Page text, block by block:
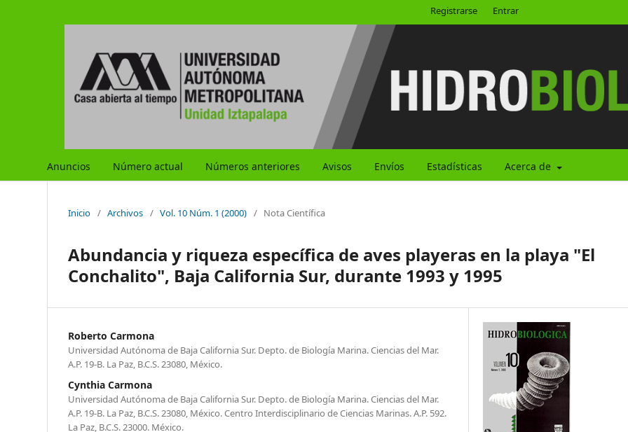
Anuncios Número actual Números anteriores Avisos Envíos Estadísticas Acerca de
Registrarse Entrar
Inicio / Archivos / Vol. 10 Núm. 1 (2000) / Nota Científica
Abundancia y riqueza específica de aves playeras en la playa "El
Conchalito", Baja California Sur, durante 1993 y 1995
Roberto Carmona
Universidad Autónoma de Baja California Sur. Depto. de Biología Marina. Ciencias del Mar.
A.P. 19-B. La Paz, B.C.S. 23080, México.
Cynthia Carmona
Universidad Autónoma de Baja California Sur. Depto. de Biología Marina. Ciencias del Mar.
A.P. 19-B. La Paz, B.C.S. 23080, México. Centro Interdisciplinario de Ciencias Marinas. A.P. 592.
La Paz, B.C.S. 23000. México.